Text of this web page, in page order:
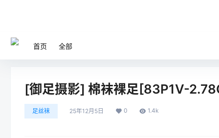
首页 全部
[御足摄影] 棉袜裸足[83P1V-
足丝袜 25年12月5日 0 1.4k